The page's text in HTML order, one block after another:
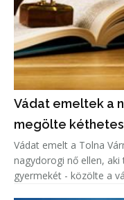
Vádat emeltek a
megölte
Vádat emelt a Tolna
nagydorogi nő ellen,
gyermekét - közölte a